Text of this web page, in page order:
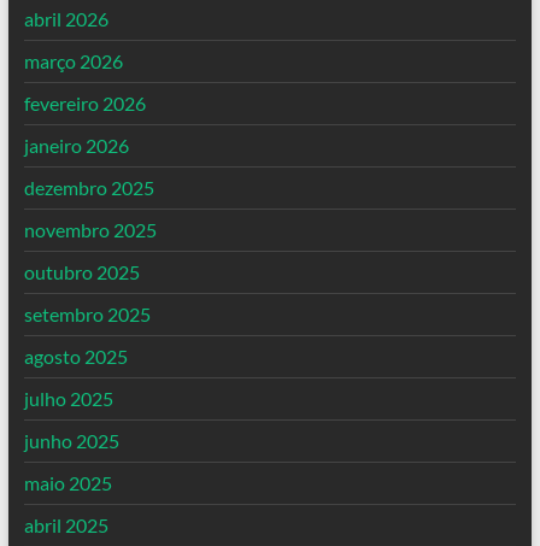
abril 2026
março 2026
fevereiro 2026
janeiro 2026
dezembro 2025
novembro 2025
outubro 2025
setembro 2025
agosto 2025
julho 2025
junho 2025
maio 2025
abril 2025